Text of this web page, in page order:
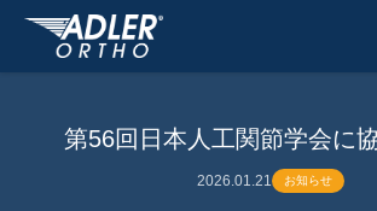
第56回日本人工関節学会に
2026.01.21 お知らせ